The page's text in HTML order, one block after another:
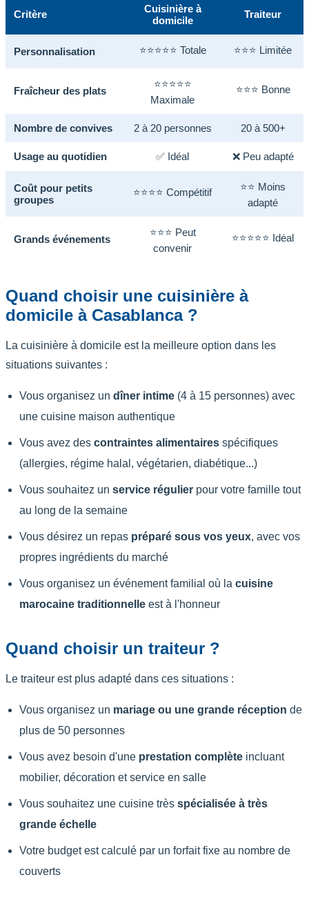
Critère
Cuisinière à
domicile
Traiteur
Personnalisation ⭐⭐⭐⭐⭐ Totale ⭐⭐⭐ Limitée
Fraîcheur des plats
⭐⭐⭐⭐⭐
Maximale
⭐⭐⭐ Bonne
Nombre de convives 2 à 20 personnes 20 à 500+
Usage au quotidien ✅ Idéal ❌ Peu adapté
Coût pour petits
groupes
⭐⭐⭐⭐ Compétitif
⭐⭐ Moins
adapté
Grands événements
⭐⭐⭐ Peut
convenir
⭐⭐⭐⭐⭐ Idéal
Quand choisir une cuisinière à
domicile à Casablanca ?
La cuisinière à domicile est la meilleure option dans les
situations suivantes :
Vous organisez un dîner intime (4 à 15 personnes) avec
une cuisine maison authentique
Vous avez des contraintes alimentaires spécifiques
(allergies, régime halal, végétarien, diabétique...)
Vous souhaitez un service régulier pour votre famille tout
au long de la semaine
Vous désirez un repas préparé sous vos yeux, avec vos
propres ingrédients du marché
Vous organisez un événement familial où la cuisine
marocaine traditionnelle est à l'honneur
Quand choisir un traiteur ?
Le traiteur est plus adapté dans ces situations :
Vous organisez un mariage ou une grande réception de
plus de 50 personnes
Vous avez besoin d'une prestation complète incluant
mobilier, décoration et service en salle
Vous souhaitez une cuisine très spécialisée à très
grande échelle
Votre budget est calculé par un forfait fixe au nombre de
couverts